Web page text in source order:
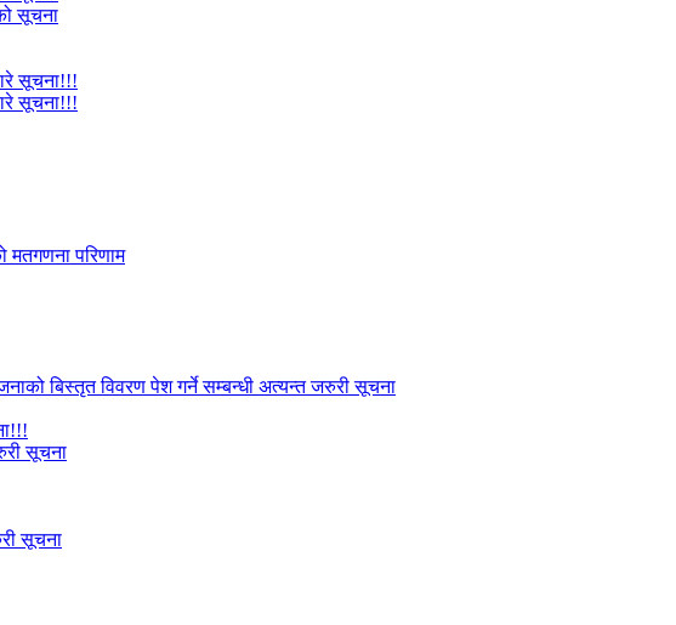
सूचना
सूचना!!!
सूचना!!!
मतगणना परिणाम
बिस्तृत विवरण पेश गर्ने सम्बन्धी अत्यन्त जरुरी सूचना
सूचना
सूचना